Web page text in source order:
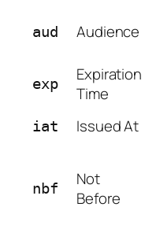
aud Audience
exp
Expiration
Time
iat Issued At
nbf
Not
Before